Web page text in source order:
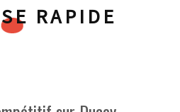
RAPIDE